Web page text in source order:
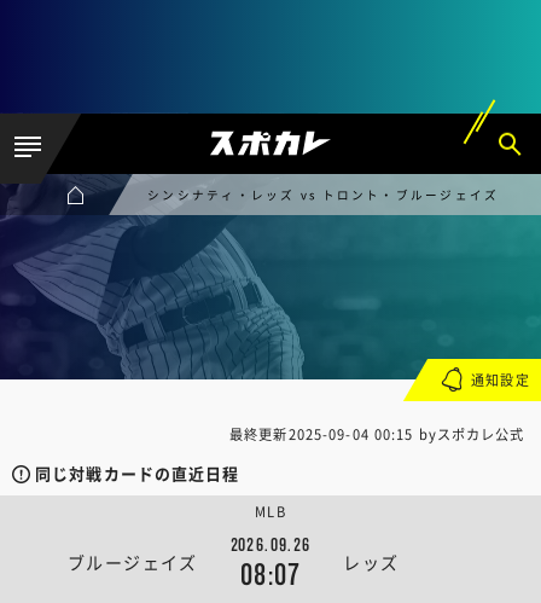
シンシナティ・レッズ vs トロント・ブルージェイズ
最終更新2025-09-04 00:15 byスポカレ公式
同じ対戦カードの直近日程
ブルージェイズ
2026.09.26
08:07 レッズ
MLB
通知設定